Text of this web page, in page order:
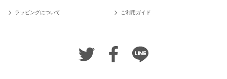
ラッピングについて ご利用ガイド